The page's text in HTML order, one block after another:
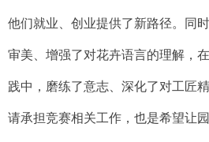
他们就业、创业提供了新路径。同
审美、增强了对花卉语言的理解，
践中，磨练了意志、深化了对工匠
请承担竞赛相关工作，也是希望让